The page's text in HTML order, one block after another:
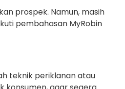
prospek. Namun, masih
pembahasan MyRobin
teknik periklanan atau